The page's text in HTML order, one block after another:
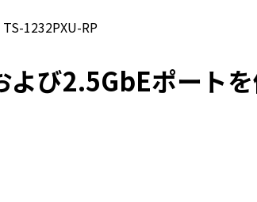
TS-1232PXU-RP
よび2.5GbEポート